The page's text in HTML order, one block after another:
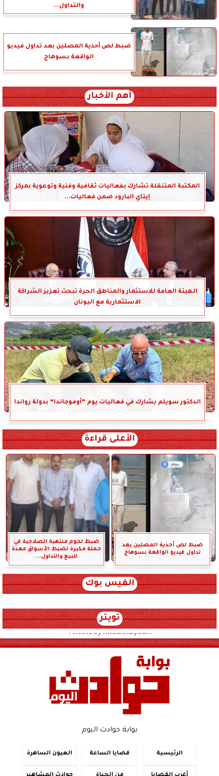
والتداول...
ضبط لص أحذية المصلين بعد تداول فيديو
الواقعة بسوهاج
أهم الأخبار
المكتبة المتنقلة تشارك بفعاليات ثقافية وفنية وتوعوية بمركز
إيتاي البارود ضمن فعاليات...
الهيئة العامة للاستثمار والمناطق الحرة تبحث تعزيز الشراكة
الاستثمارية مع اليونان
الدكتور سويلم يشارك في فعاليات يوم “أوموجاندا” بدولة رواندا
الأعلى قراءة
ضبط لص أحذية المصلين بعد
تداول فيديو الواقعة بسوهاج
ضبط لحوم منتهية الصلاحية في
حملة مكبرة لضبط الأسواق معدة
للبيع والتداول...
الفيس بوك
تويتر
Tweets by hwadithalyoum
بوابة حوادث اليوم
الرئيسية قضايا الساعة العيون الساهرة